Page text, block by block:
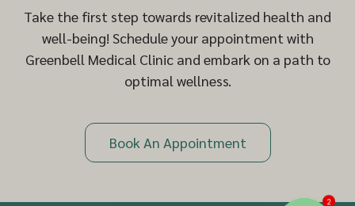
Take the first step towards revitalized health and
well-being! Schedule your appointment with
Greenbell Medical Clinic and embark on a path to
optimal wellness.
Book An Appointment
2